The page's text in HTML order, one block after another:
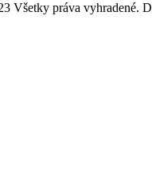
Všetky práva vyhradené.